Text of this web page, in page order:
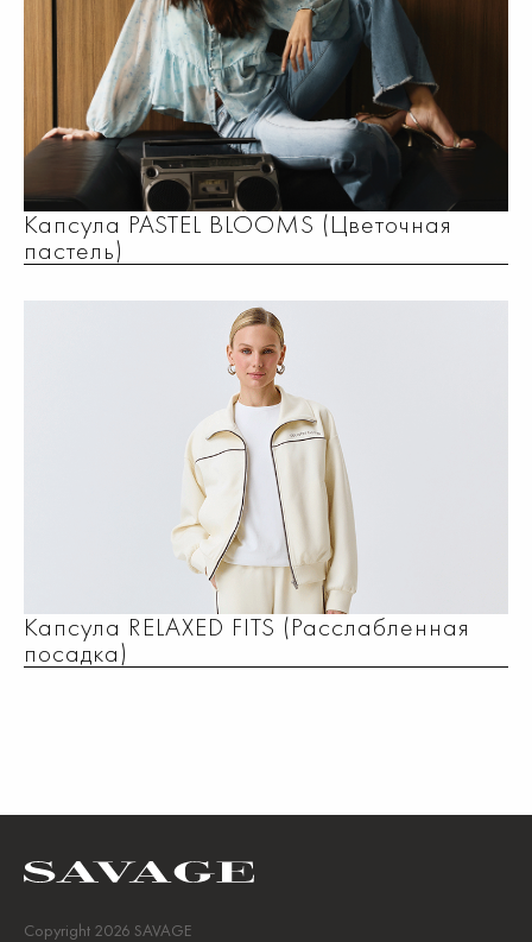
Капсула PASTEL BLOOMS (Цветочная
пастель)
Капсула RELAXED FITS (Расслабленная
посадка)
Copyright 2026 SAVAGE